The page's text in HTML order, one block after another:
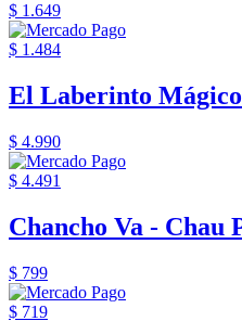
$ 1.649
$ 1.484
El Laberinto
$ 4.990
$ 4.491
Chancho Va - Chau
$ 799
$ 719